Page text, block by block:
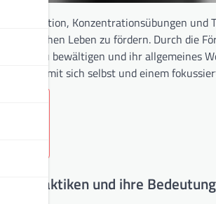
Meditation, Konzentrationsübungen und
im täglichen Leben zu fördern. Durch die
Stress zu bewältigen und ihr allgemeines
mit sich selbst und einem
und ihre